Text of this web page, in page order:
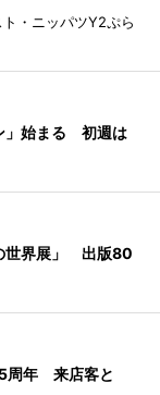
・ニッパツY2ぷら
」始まる 初週は
世界展」 出版80
周年 来店客と